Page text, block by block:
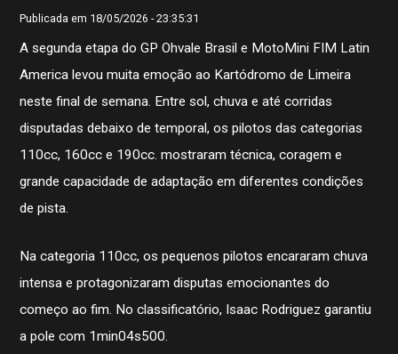
Publicada em 18/05/2026 - 23:35:31
A segunda etapa do GP Ohvale Brasil e MotoMini FIM Latin
America levou muita emoção ao Kartódromo de Limeira
neste final de semana. Entre sol, chuva e até corridas
disputadas debaixo de temporal, os pilotos das categorias
110cc, 160cc e 190cc. mostraram técnica, coragem e
grande capacidade de adaptação em diferentes condições
de pista.
Na categoria 110cc, os pequenos pilotos encararam chuva
intensa e protagonizaram disputas emocionantes do
começo ao fim. No classificatório, Isaac Rodriguez garantiu
a pole com 1min04s500.